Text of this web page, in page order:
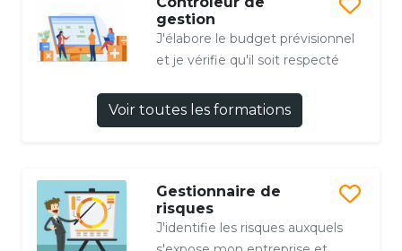
gestion
J'élabore le budget prévisionnel
et je vérifie qu'il soit respecté
Voir toutes les formations
Gestionnaire de
risques
J'identifie les risques auxquels